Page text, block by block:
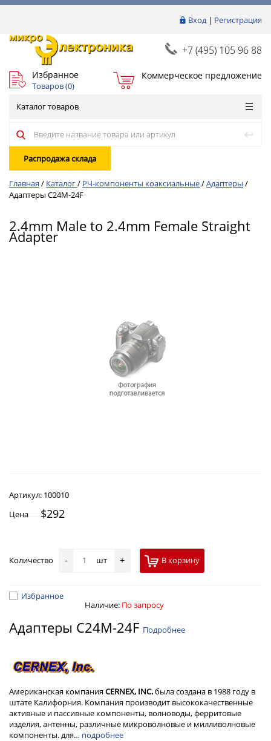
Вход| Регистрация
+7 (495) 105 96 88
Избранное
Товаров (0)
Коммерческое предложение
Каталог товаров
Распродажа склада
Главная / Каталог/ РЧ-компоненты коаксиальные/Адаптеры /
Адаптеры C24M-24F
2.4mm Male to 2.4mm Female Straight
Adapter
Артикул: 100010
Цена
$292
Количество - шт + В корзину
Избранное
Наличие: По запросу
Адаптеры C24M-24F Подробнее
Американская компанияCERNEX, INC.была создана в 1988 году в
штате Калифорния. Компания производит высококачественные
активные и пассивные компоненты, волноводы, ферритовые
изделия, антенны, различные микроволновые и милливолновые
компоненты. для… подробнее